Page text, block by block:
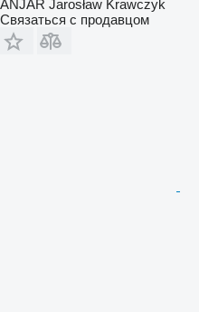
ANJAR Jarosław Krawczyk
Связаться с продавцом